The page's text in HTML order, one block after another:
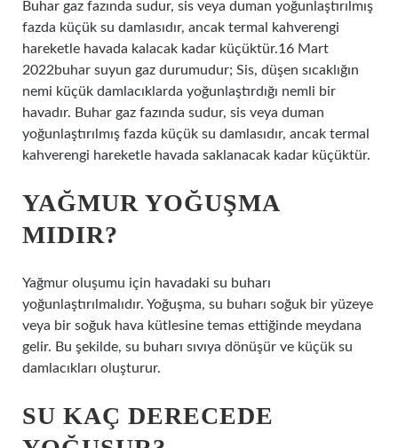
Buhar gaz fazında sudur, sis veya duman yoğunlaştırılmış
fazda küçük su damlasıdır, ancak termal kahverengi
hareketle havada kalacak kadar küçüktür.16 Mart
2022buhar suyun gaz durumudur; Sis, düşen sıcaklığın
nemi küçük damlacıklarda yoğunlaştırdığı nemli bir
havadır. Buhar gaz fazında sudur, sis veya duman
yoğunlaştırılmış fazda küçük su damlasıdır, ancak termal
kahverengi hareketle havada saklanacak kadar küçüktür.
YAĞMUR YOĞUŞMA
MIDIR?
Yağmur oluşumu için havadaki su buharı
yoğunlaştırılmalıdır. Yoğuşma, su buharı soğuk bir yüzeye
veya bir soğuk hava kütlesine temas ettiğinde meydana
gelir. Bu şekilde, su buharı sıvıya dönüşür ve küçük su
damlacıkları oluşturur.
SU KAÇ DERECEDE